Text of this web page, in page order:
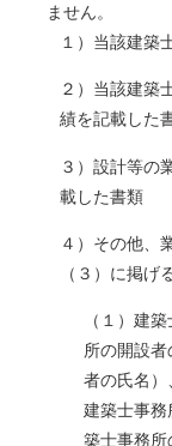
ません。
１）当該建築
２）当該建築
績を記載した
３）設計等の
載した書類
４）その他、
（３）に掲げ
（１）建
所の開設
者の氏名）
建築士事務
築士事務所